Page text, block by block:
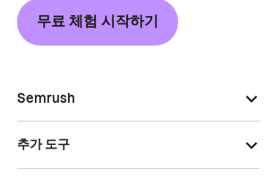
무료 체험 시작하기
Semrush
추가 도구